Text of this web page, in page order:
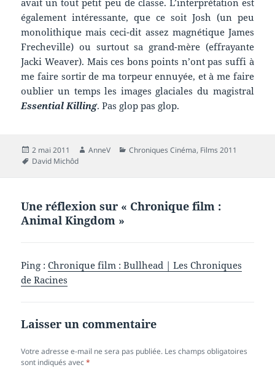
avait un tout petit peu de classe. L’interprétation est
également intéressante, que ce soit Josh (un peu
monolithique mais ceci-dit assez magnétique James
Frecheville) ou surtout sa grand-mère (effrayante
Jacki Weaver). Mais ces bons points n’ont pas suffi à
me faire sortir de ma torpeur ennuyée, et à me faire
oublier un temps les images glaciales du magistral
Essential Killing. Pas glop pas glop.
Publié
le
2 mai 2011 Auteur
AnneV Catégories
Chroniques Cinéma, Films 2011
Mots-
David Michôd
Une réflexion sur « Chronique film :
Animal Kingdom »
Ping :Chronique film : Bullhead | Les Chroniques
de Racines
Laisser un commentaire
Votre adresse e-mail ne sera pas publiée. Les champs obligatoires
sont indiqués avec*